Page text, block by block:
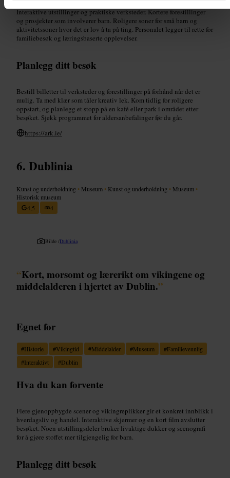
Interaktive utstillinger og praktiske verksteder. Kortere forestillinger
og prosjekter som involverer barn. Roligere soner for små barn og
aktivitetssoner hvor det er lov å ta på ting. Personalet legger til rette for
familiebesøk og læringsbaserte opplevelser.
Planlegg ditt besøk
Bestill billetter til verksteder og forestillinger på forhånd når det er
mulig. Ta med klær som tåler kreativ lek. Kom tidlig for roligere
oppstart, og planlegg et stopp på en kafé eller park i området etter
besøket. Sjekk programmet for aldersanbefalinger før du går.
https://ark.ie/
Dublinia
Kunst og underholdning • Museum • Kunst og underholdning • Museum •
Historisk museum
4,5
4
Bilde /Dublinia
“Kort, morsomt og lærerikt om vikingene og
middelalderen i hjertet av Dublin.”
Egnet for
#Historie #Vikingtid #Middelalder #Museum #Familievennlig
#Interaktivt #Dublin
Hva du kan forvente
Flere gjenoppbygde scener og vikingreplikker gir et konkret innblikk i
hverdagsliv og handel. Interaktive skjermer og en kort film avslutter
besøket. Noen utstillingsdeler bruker livaktige dukker og scenografi
for å gjøre stoffet mer tilgjengelig for barn.
Planlegg ditt besøk